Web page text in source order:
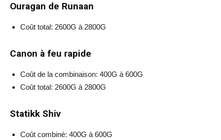
Ouragan de Runaan
Coût total: 2600G à 2800G
Canon à feu rapide
Coût de la combinaison: 400G à 600G
Coût total: 2600G à 2800G
Statikk Shiv
Coût combiné: 400G à 600G